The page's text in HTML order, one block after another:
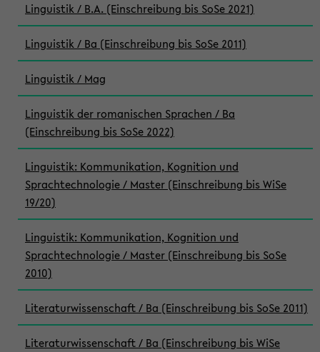
Linguistik / B.A. (Einschreibung bis SoSe 2021)
Linguistik / Ba (Einschreibung bis SoSe 2011)
Linguistik / Mag
Linguistik der romanischen Sprachen / Ba
(Einschreibung bis SoSe 2022)
Linguistik: Kommunikation, Kognition und
Sprachtechnologie / Master (Einschreibung bis WiSe
19/20)
Linguistik: Kommunikation, Kognition und
Sprachtechnologie / Master (Einschreibung bis SoSe
2010)
Literaturwissenschaft / Ba (Einschreibung bis SoSe 2011)
Literaturwissenschaft / Ba (Einschreibung bis WiSe